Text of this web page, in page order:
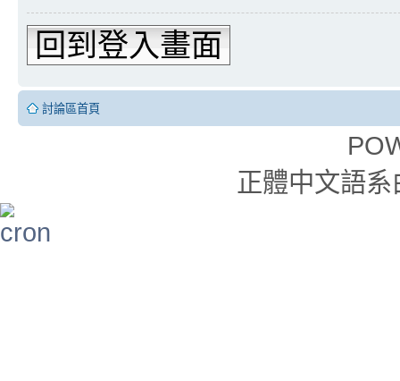
回到登入畫面
討論區首頁
正體中文語